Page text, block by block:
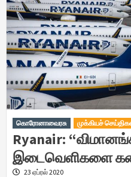
கொரோனாவைரசு முக்கியச்
Ryanair:
இடைவெளிகளை
23 ஏப்ரல் 2020